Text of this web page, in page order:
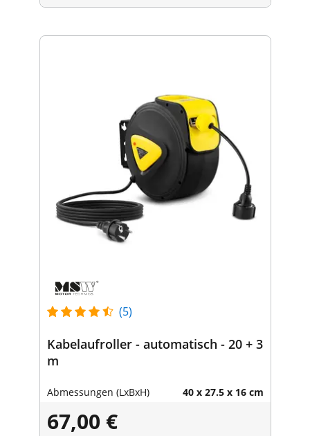
(5)
Kabelaufroller - automatisch - 20 + 3
m
Abmessungen (LxBxH) 40 x 27.5 x 16 cm
67,00 €